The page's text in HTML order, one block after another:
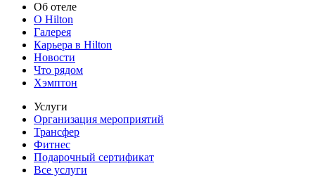
Об отеле
О Hilton
Галерея
Карьера в Hilton
Новости
Что рядом
Хэмптон
Услуги
Организация мероприятий
Трансфер
Фитнес
Подарочный сертификат
Все услуги